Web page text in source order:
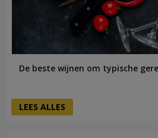
De beste wijnen om typische
LEES ALLES